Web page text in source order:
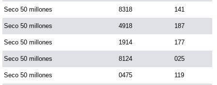
Motilon Tarde
Motilon Noche
Paisita Día
Seco 50 millones 8318 141
Seco 50 millones 4918 187
Seco 50 millones 1914 177
Seco 50 millones 8124 025
Seco 50 millones 0475 119